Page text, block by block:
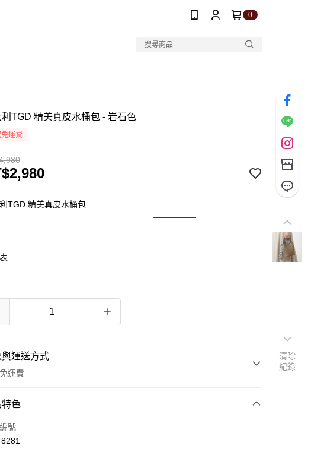
0
TGD 精美真皮水桶包 - 岩石色
運費
TGD 精美真皮水桶包
運送方式
運費
方式
一次付款
特色
號
清除
紀錄